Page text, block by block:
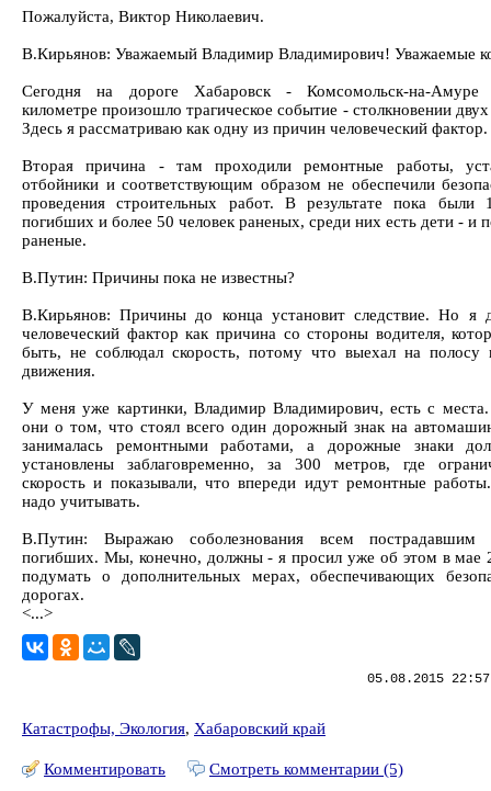
Пожалуйста, Виктор Николаевич.
В.Кирьянов: Уважаемый Владимир Владимирович! Уважаемые
Сегодня на дороге Хабаровск - Комсомольск-на-
километре произошло трагическое событие - столкновении двух
Здесь я рассматриваю как одну из причин человеческий фактор.
Вторая причина - там проходили ремонтные работы,
отбойники и соответствующим образом не обеспечили
проведения строительных работ. В результате пока были
погибших и более 50 человек раненых, среди них есть дети - и
раненые.
В.Путин: Причины пока не известны?
В.Кирьянов: Причины до конца установит следствие. Но я
человеческий фактор как причина со стороны водителя,
быть, не соблюдал скорость, потому что выехал на полосу
движения.
У меня уже картинки, Владимир Владимирович, есть с
они о том, что стоял всего один дорожный знак на
занималась ремонтными работами, а дорожные знаки
установлены заблаговременно, за 300 метров, где
скорость и показывали, что впереди идут ремонтные
надо учитывать.
В.Путин: Выражаю соболезнования всем
погибших. Мы, конечно, должны - я просил уже об этом в мае
подумать о дополнительных мерах, обеспечивающих
дорогах.
<...>
05.08.2015
Катастрофы, Экология, Хабаровский край
Комментировать Смотреть комментарии (5)